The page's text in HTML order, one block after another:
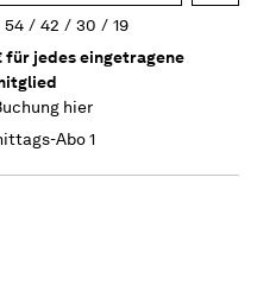
54 42 30
19
für jedes eingetragene
hier
Abo 1